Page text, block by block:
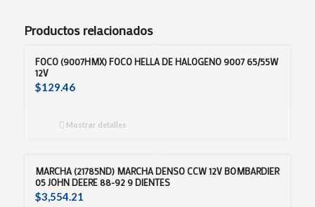
Productos relacionados
FOCO (9007HMX) FOCO HELLA DE HALOGENO 9007 65/55W
12V
$129.46
Mostrar detalles
MARCHA (21785ND) MARCHA DENSO CCW 12V BOMBARDIER
05 JOHN DEERE 88-92 9 DIENTES
$3,554.21